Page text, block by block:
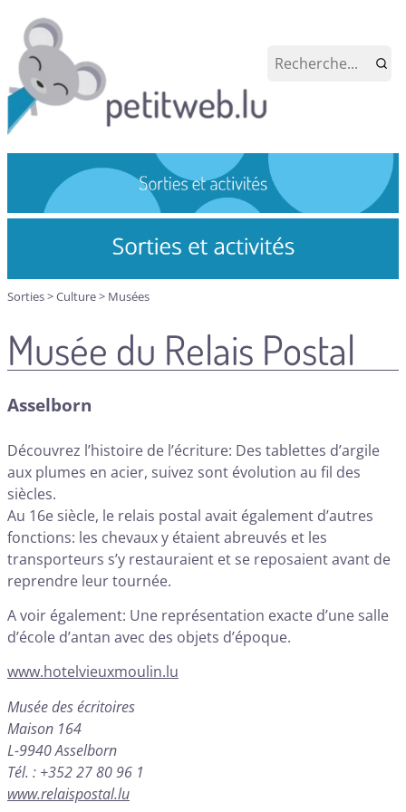
Sorties>Culture> Musées
Musée du Relais Postal
Asselborn
Découvrez l’histoire de l’écriture: Des tablettes d’argile
aux plumes en acier, suivez sont évolution au fil des
siècles.
Au 16e siècle, le relais postal avait également d’autres
fonctions: les chevaux y étaient abreuvés et les
transporteurs s’y restauraient et se reposaient avant de
reprendre leur tournée.
A voir également: Une représentation exacte d’une salle
d’école d’antan avec des objets d’époque.
www.hotelvieuxmoulin.lu
Musée des écritoires
Maison 164
L-9940 Asselborn
Tél. : +352 27 80 96 1
www.relaispostal.lu